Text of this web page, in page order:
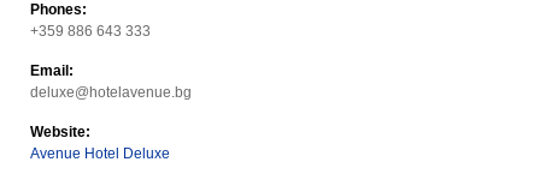
Phones:
+359 886 643 333
Email:
deluxe@hotelavenue.bg
Website:
Avenue Hotel Deluxe